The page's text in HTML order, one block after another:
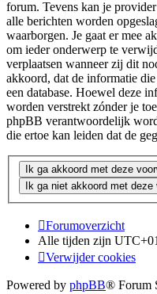
forum. Tevens kan je
alle berichten worden
waarborgen. Je gaat er mee
om ieder onderwerp te
verplaatsen wanneer zij dit
akkoord, dat de informatie
een database. Hoewel deze
worden verstrekt zónder je
phpBB verantwoordelijk
die ertoe kan leiden dat de
Forumoverzicht
Alle tijden zijn
Verwijder cookies
Powered by phpBB® Forum